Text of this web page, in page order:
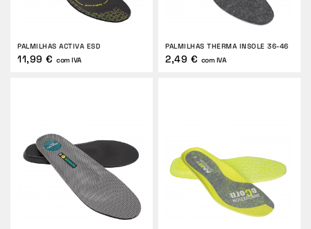
PALMILHAS ACTIVA ESD
11,99 € com IVA
PALMILHAS THERMA INSOLE 36-46
2,49 € com IVA